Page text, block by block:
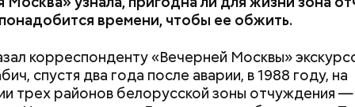
времени, чтобы ее обжить.
корреспонденту «Вечерней Москвы»
спустя два года после аварии, в 1988 году, на
трех районов белорусской зоны отчуждения —